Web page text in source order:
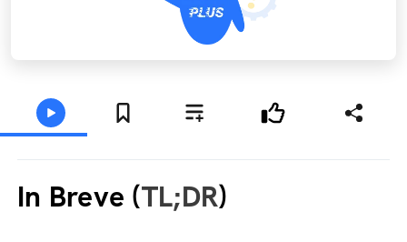
In Breve (TL;DR)